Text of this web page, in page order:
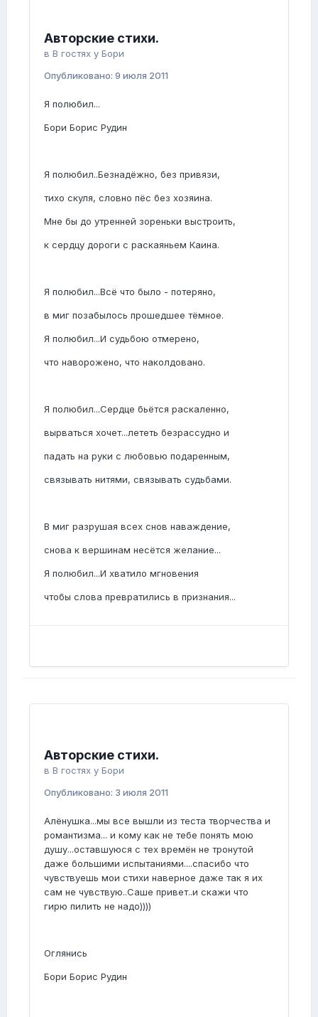
Авторские стихи.
в В гостях у Бори
Опубликовано: 9 июля 2011
Я полюбил...
Бори Борис Рудин
Я полюбил..Безнадёжно, без привязи,
тихо скуля, словно пёс без хозяина.
Мне бы до утренней зореньки выстроить,
к сердцу дороги с раскаяньем Каина.
Я полюбил...Всё что было - потеряно,
в миг позабылось прошедшее тёмное.
Я полюбил...И судьбою отмерено,
что наворожено, что наколдовано.
Я полюбил...Сердце бьётся раскаленно,
вырваться хочет...лететь безрассудно и
падать на руки с любовью подаренным,
связывать нитями, связывать судьбами.
В миг разрушая всех снов наваждение,
снова к вершинам несётся желание...
Я полюбил...И хватило мгновения
чтобы слова превратились в признания...
Авторские стихи.
в В гостях у Бори
Опубликовано: 3 июля 2011
Алёнушка...мы все вышли из теста творчества и
романтизма... и кому как не тебе понять мою
душу...оставшуюся с тех времён не тронутой
даже большими испытаниями....спасибо что
чувствуешь мои стихи наверное даже так я их
сам не чувствую..Саше привет..и скажи что
гирю пилить не надо))))
Оглянись
Бори Борис Рудин